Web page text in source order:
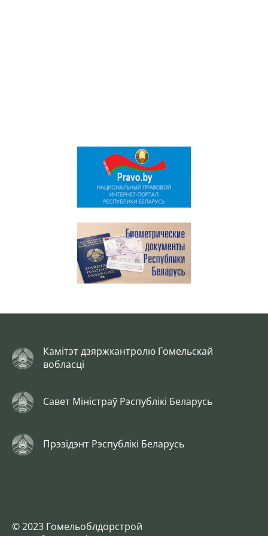
Камітэт дзяржкантролю Гомельскай
вобласці
Савет Міністраў Рэспублікі Беларусь
Прэзідэнт Рэспублікі Беларусь
© 2023 Гомельоблдорстрой